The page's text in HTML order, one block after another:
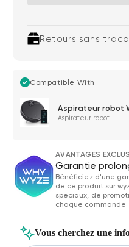
Retours sans
Compatible With
Aspirateur robot
Aspirateur robot
AVANTAGES
Garantie
Bénéficiez d'une
de ce produit sur
spéciaux, de
chaque commande